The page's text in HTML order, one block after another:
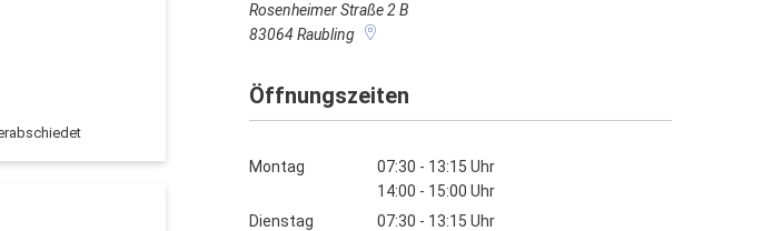
Rosenheimer Straße 2 B
83064 Raubling
Öffnungszeiten
Montag 07:30 - 13:15 Uhr
Von 07:30 bis 13:15 Uhr
14:00 - 15:00 Uhr
Von 14:00 bis 15:00 Uhr
Dienstag 07:30 - 13:15 Uhr